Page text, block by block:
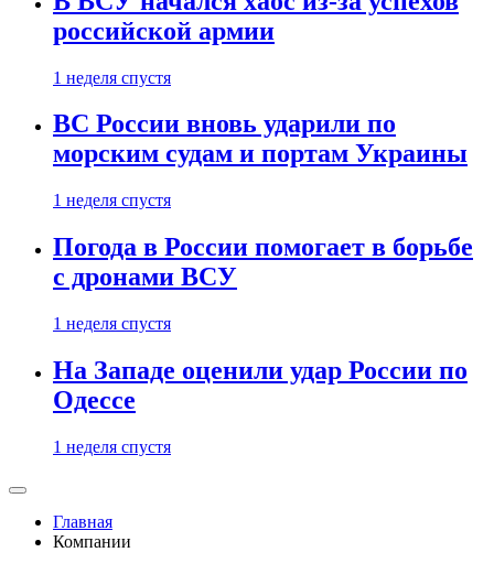
российской армии
1 неделя спустя
ВС России вновь ударили по
морским судам и портам Украины
1 неделя спустя
Погода в России помогает в борьбе
с дронами ВСУ
1 неделя спустя
На Западе оценили удар России по
Одессе
1 неделя спустя
Главная
Компании